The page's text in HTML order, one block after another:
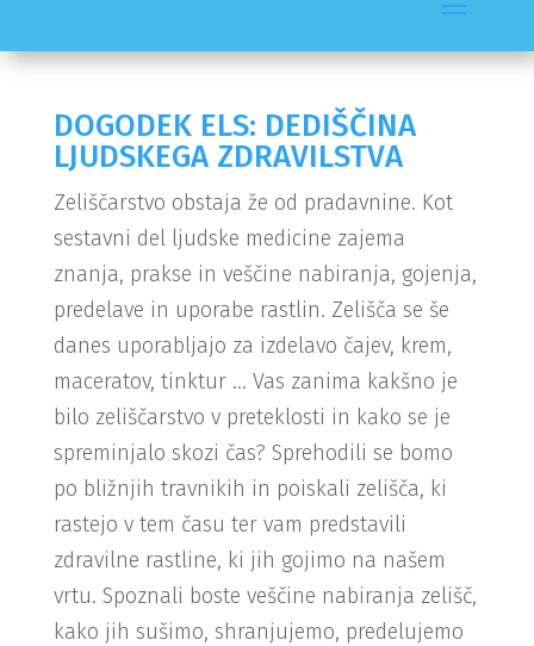
DOGODEK ELS: DEDIŠČINA
LJUDSKEGA ZDRAVILSTVA
Zeliščarstvo obstaja že od pradavnine. Kot
sestavni del ljudske medicine zajema
znanja, prakse in veščine nabiranja, gojenja,
predelave in uporabe rastlin. Zelišča se še
danes uporabljajo za izdelavo čajev, krem,
maceratov, tinktur … Vas zanima kakšno je
bilo zeliščarstvo v preteklosti in kako se je
spreminjalo skozi čas? Sprehodili se bomo
po bližnjih travnikih in poiskali zelišča, ki
rastejo v tem času ter vam predstavili
zdravilne rastline, ki jih gojimo na našem
vrtu. Spoznali boste veščine nabiranja zelišč,
kako jih sušimo, shranjujemo, predelujemo